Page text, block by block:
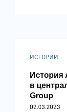
ИСТОРИИ
История
в
Group
02.03.2023